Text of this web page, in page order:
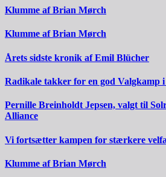
Klumme af Brian Mørch
Klumme af Brian Mørch
Årets sidste kronik af Emil Blücher
Radikale takker for en god Valgkamp
Pernille Breinholdt Jepsen, valgt til
Alliance
Vi fortsætter kampen for stærkere
Klumme af Brian Mørch